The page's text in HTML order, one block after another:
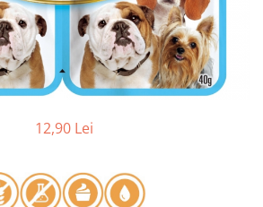
12,90 Lei